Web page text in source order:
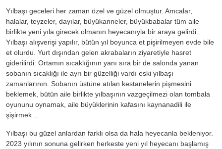
Yılbaşı geceleri her zaman özel ve güzel olmuştur. Amcalar,
halalar, teyzeler, dayılar, büyükanneler, büyükbabalar tüm aile
birlikte yeni yıla girecek olmanın heyecanıyla bir araya gelirdi.
Yılbaşı alışverişi yapılır, bütün yıl boyunca et pişirilmeyen evde bile
et olurdu. Yurt dışından gelen akrabaların ziyaretiyle hasret
giderilirdi. Ortamın sıcaklığının yanı sıra bir de salonda yanan
sobanın sıcaklığı ile ayrı bir güzelliği vardı eski yılbaşı
zamanlarının. Sobanın üstüne atılan kestanelerin pişmesini
beklemek, bütün aile birlikte yılbaşının vazgeçilmezi olan tombala
oyununu oynamak, aile büyüklerinin kafasını kaynanadili ile
şişirmek…
Yılbaşı bu güzel anlardan farklı olsa da hala heyecanla bekleniyor.
2023 yılının sonuna gelirken herkeste yeni yıl heyecanı başlamış